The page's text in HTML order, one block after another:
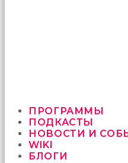
ПРОГРАММЫ
ПОДКАСТЫ
НОВОСТИ И
WIKI
БЛОГИ